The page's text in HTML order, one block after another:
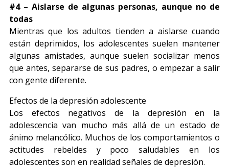
#4 – Aislarse de algunas personas, aunque no de
todas
Mientras que los adultos tienden a aislarse cuando
están deprimidos, los adolescentes suelen mantener
algunas amistades, aunque suelen socializar menos
que antes, separarse de sus padres, o empezar a salir
con gente diferente.
Efectos de la depresión adolescente
Los efectos negativos de la depresión en la
adolescencia van mucho más allá de un estado de
ánimo melancólico. Muchos de los comportamientos o
actitudes rebeldes y poco saludables en los
adolescentes son en realidad señales de depresión.